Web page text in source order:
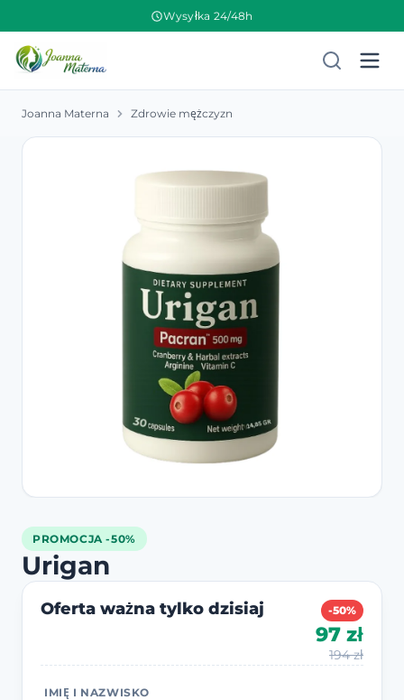
Wysyłka 24/48h
Joanna Materna Zdrowie mężczyzn
PROMOCJA -50%
Urigan
Oferta ważna tylko dzisiaj -50%
97 zł
194 zł
IMIĘ I NAZWISKO